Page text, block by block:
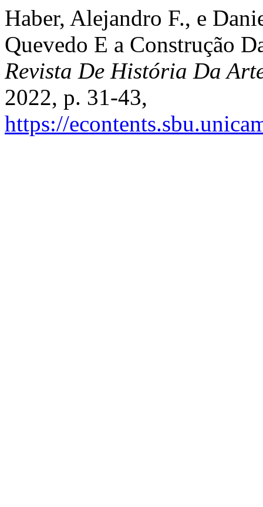
Haber, Alejandro F., e
Quevedo E a Construção
Revista De História Da
2022, p. 31-43,
https://